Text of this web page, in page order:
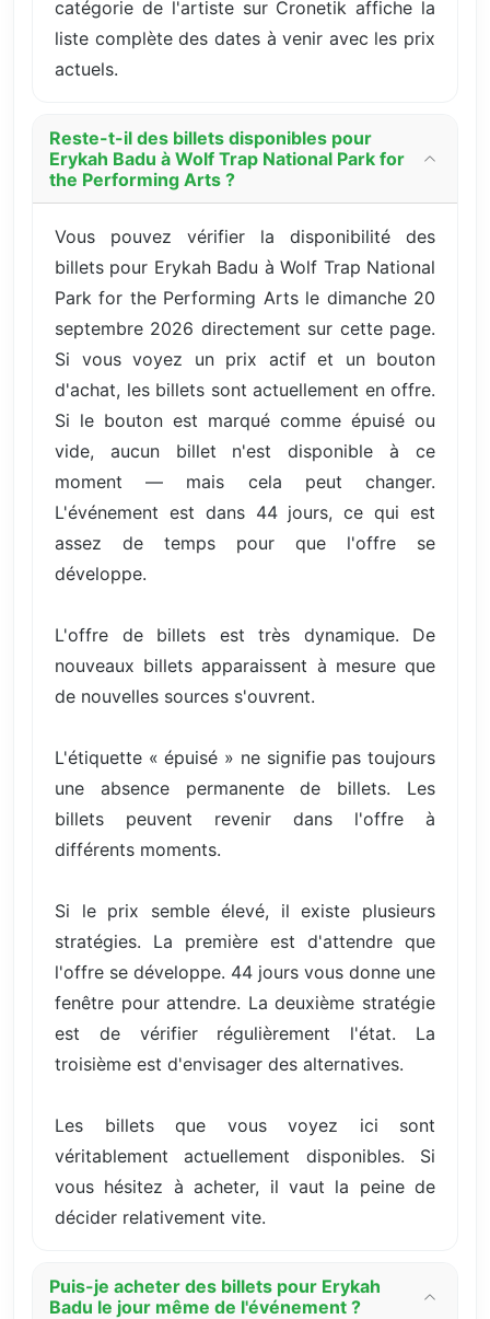
catégorie de l'artiste sur Cronetik affiche la
liste complète des dates à venir avec les prix
actuels.
Reste-t-il des billets disponibles pour
Erykah Badu à Wolf Trap National Park for
the Performing Arts ?
Vous pouvez vérifier la disponibilité des
billets pour Erykah Badu à Wolf Trap National
Park for the Performing Arts le dimanche 20
septembre 2026 directement sur cette page.
Si vous voyez un prix actif et un bouton
d'achat, les billets sont actuellement en offre.
Si le bouton est marqué comme épuisé ou
vide, aucun billet n'est disponible à ce
moment — mais cela peut changer.
L'événement est dans 44 jours, ce qui est
assez de temps pour que l'offre se
développe.
L'offre de billets est très dynamique. De
nouveaux billets apparaissent à mesure que
de nouvelles sources s'ouvrent.
L'étiquette « épuisé » ne signifie pas toujours
une absence permanente de billets. Les
billets peuvent revenir dans l'offre à
différents moments.
Si le prix semble élevé, il existe plusieurs
stratégies. La première est d'attendre que
l'offre se développe. 44 jours vous donne une
fenêtre pour attendre. La deuxième stratégie
est de vérifier régulièrement l'état. La
troisième est d'envisager des alternatives.
Les billets que vous voyez ici sont
véritablement actuellement disponibles. Si
vous hésitez à acheter, il vaut la peine de
décider relativement vite.
Puis-je acheter des billets pour Erykah
Badu le jour même de l'événement ?